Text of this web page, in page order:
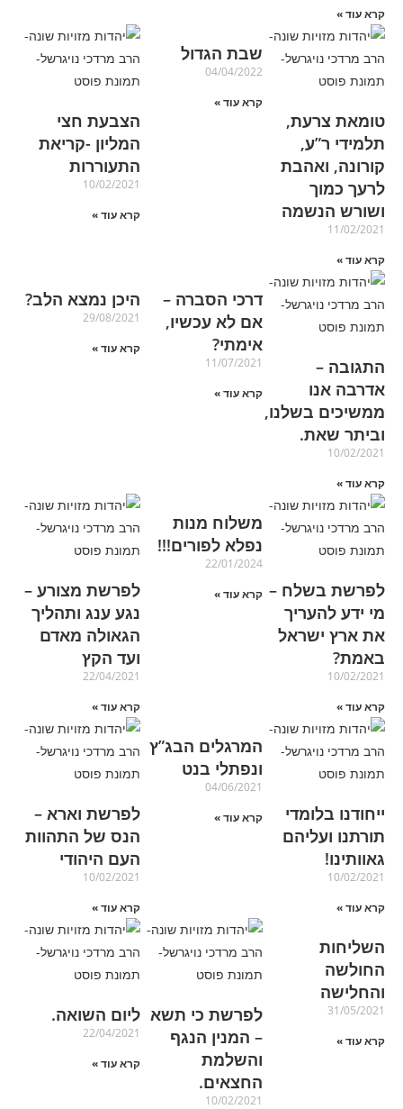
קרא עוד »
טומאת צרעת,
תלמידי ר”ע,
קורונה, ואהבת
לרעך כמוך
ושורש הנשמה
11/02/2021
קרא עוד »
שבת הגדול
04/04/2022
קרא עוד »
הצבעת חצי
המליון -קריאת
התעוררות
10/02/2021
קרא עוד »
התגובה –
אדרבה אנו
ממשיכים בשלנו,
וביתר שאת.
10/02/2021
קרא עוד »
דרכי הסברה –
אם לא עכשיו,
אימתי?
11/07/2021
קרא עוד »
היכן נמצא הלב?
29/08/2021
קרא עוד »
לפרשת בשלח –
מי ידע להעריך
את ארץ ישראל
באמת?
10/02/2021
קרא עוד »
משלוח מנות
נפלא לפורים!!!
22/01/2024
קרא עוד »
לפרשת מצורע –
נגע ענג ותהליך
הגאולה מאדם
ועד הקץ
22/04/2021
קרא עוד »
ייחודנו בלומדי
תורתנו ועליהם
גאוותינו!
10/02/2021
קרא עוד »
המרגלים הבג”ץ
ונפתלי בנט
04/06/2021
קרא עוד »
לפרשת וארא –
הנס של התהוות
העם היהודי
10/02/2021
קרא עוד »
השליחות
החולשה
והחלישה
31/05/2021
קרא עוד »
לפרשת כי תשא
– המנין הנגף
והשלמת
החצאים.
10/02/2021
ליום השואה.
22/04/2021
קרא עוד »